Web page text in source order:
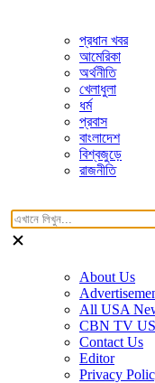
প্রধান খবর
আমেরিকা
অর্থনীতি
খেলাধুলা
ধর্ম
প্রবাস
বাংলাদেশ
বিশ্বজুড়ে
রাজনীতি
About Us
All USA
CBN TV
Contact Us
Editor
Privacy